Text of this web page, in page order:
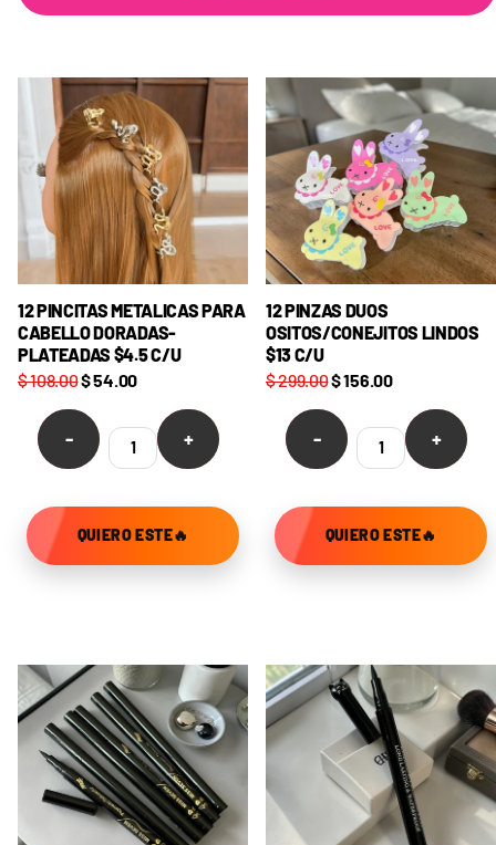
12 PINCITAS METALICAS PARA
CABELLO DORADAS-
PLATEADAS $4.5 C/U
$ 108.00$ 54.00
- +
QUIERO ESTE🔥
12 PINZAS DUOS
OSITOS/CONEJITOS LINDOS
$13 C/U
$ 299.00$ 156.00
- +
QUIERO ESTE🔥